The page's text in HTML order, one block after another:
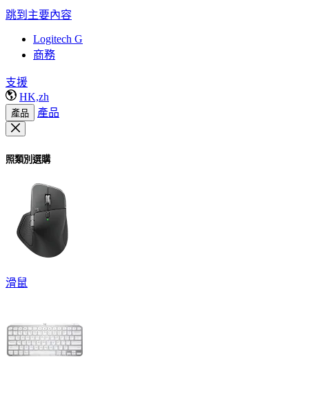
跳到主要內容
Logitech G
商務
支援
HK,zh
產品 產品
照類別選購
滑鼠